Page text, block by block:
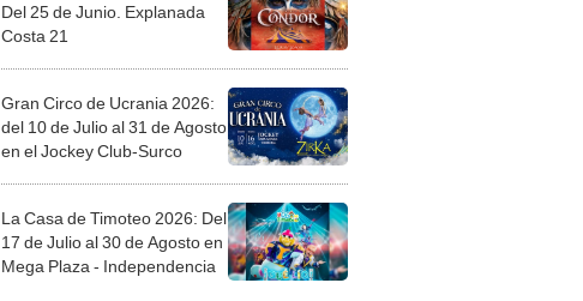
Del 25 de Junio. Explanada
Costa 21
Gran Circo de Ucrania 2026:
del 10 de Julio al 31 de Agosto
en el Jockey Club-Surco
La Casa de Timoteo 2026: Del
17 de Julio al 30 de Agosto en
Mega Plaza - Independencia